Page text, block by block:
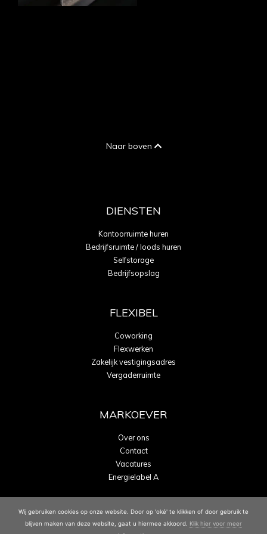
Naar boven
DIENSTEN
Kantoorruimte huren
Bedrijfsruimte / loods huren
Selfstorage
Bedrijfsopslag
FLEXIBEL
Coworking
Flexwerken
Zakelijk vestigingsadres
Vergaderruimte
MARKOEVER
Over ons
Contact
Vacatures
Energielabel A
Wij gebruiken cookies op onze website. Door op 'oké' te klikken of door gebruik te
blijven maken van deze website, gaat u hiermee akkoord. Klik hier voor meer